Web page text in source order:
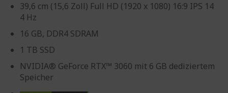
39,6 cm (15,6 Zoll) Full HD (1920 x 1080) 16:9 IPS 14
4 Hz
16 GB, DDR4 SDRAM
1 TB SSD
NVIDIA® GeForce RTX™ 3060 mit 6 GB dediziertem
Speicher